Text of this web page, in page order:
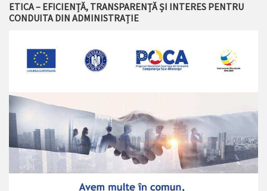
ETICA – EFICIENȚĂ, TRANSPARENȚĂ ȘI INTERES PENTRU
CONDUITA DIN ADMINISTRAȚIE